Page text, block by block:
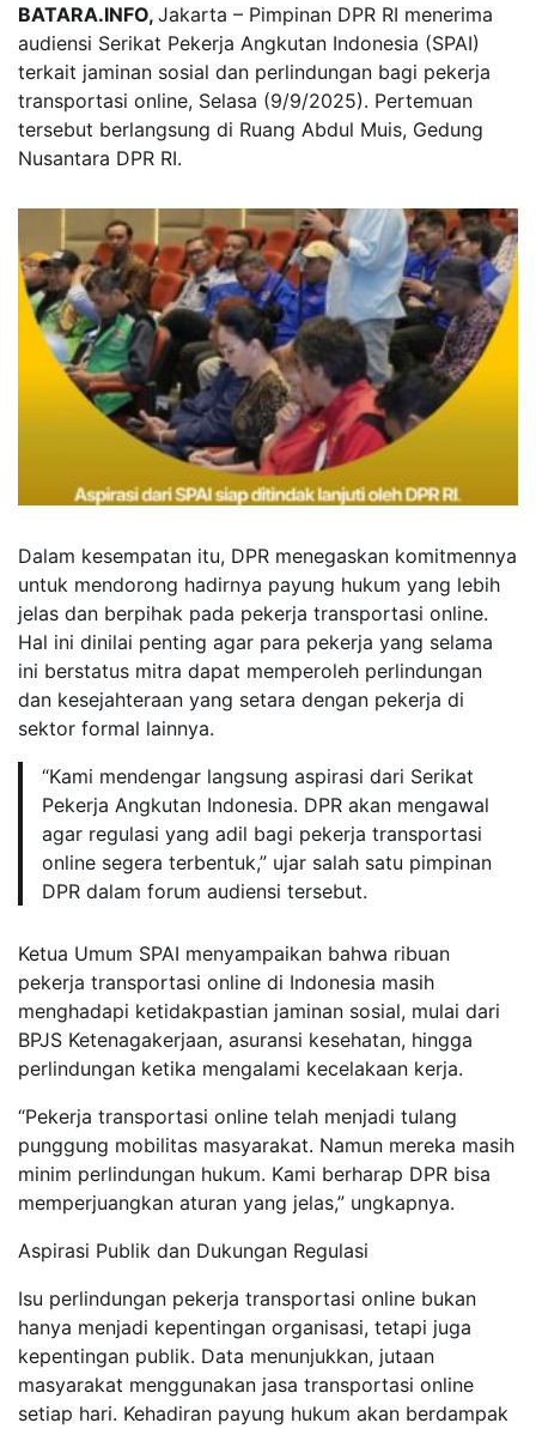
BATARA.INFO, Jakarta – Pimpinan DPR RI menerima
audiensi Serikat Pekerja Angkutan Indonesia (SPAI)
terkait jaminan sosial dan perlindungan bagi pekerja
transportasi online, Selasa (9/9/2025). Pertemuan
tersebut berlangsung di Ruang Abdul Muis, Gedung
Nusantara DPR RI.
Dalam kesempatan itu, DPR menegaskan komitmennya
untuk mendorong hadirnya payung hukum yang lebih
jelas dan berpihak pada pekerja transportasi online.
Hal ini dinilai penting agar para pekerja yang selama
ini berstatus mitra dapat memperoleh perlindungan
dan kesejahteraan yang setara dengan pekerja di
sektor formal lainnya.
“Kami mendengar langsung aspirasi dari Serikat
Pekerja Angkutan Indonesia. DPR akan mengawal
agar regulasi yang adil bagi pekerja transportasi
online segera terbentuk,” ujar salah satu pimpinan
DPR dalam forum audiensi tersebut.
Ketua Umum SPAI menyampaikan bahwa ribuan
pekerja transportasi online di Indonesia masih
menghadapi ketidakpastian jaminan sosial, mulai dari
BPJS Ketenagakerjaan, asuransi kesehatan, hingga
perlindungan ketika mengalami kecelakaan kerja.
“Pekerja transportasi online telah menjadi tulang
punggung mobilitas masyarakat. Namun mereka masih
minim perlindungan hukum. Kami berharap DPR bisa
memperjuangkan aturan yang jelas,” ungkapnya.
Aspirasi Publik dan Dukungan Regulasi
Isu perlindungan pekerja transportasi online bukan
hanya menjadi kepentingan organisasi, tetapi juga
kepentingan publik. Data menunjukkan, jutaan
masyarakat menggunakan jasa transportasi online
setiap hari. Kehadiran payung hukum akan berdampak